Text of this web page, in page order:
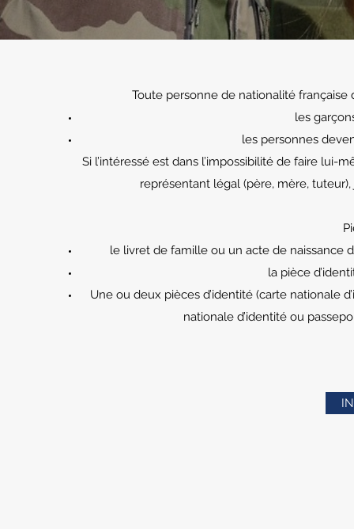
Toute personne de nationalité française
les
les personnes
Si l’intéressé est dans l’impossibilité de faire
représentant légal (père, mère,
le livret de famille ou un acte de naissance
la pièce
Une ou deux pièces d’identité (carte nationale
nationale d’identité ou